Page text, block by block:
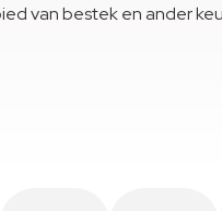
van bestek en ander